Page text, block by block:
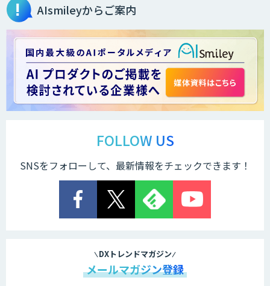
AIsmileyからご案内
FOLLOW US
SNSをフォローして、最新情報をチェックできます！
DXトレンドマガジン
メールマガジン登録